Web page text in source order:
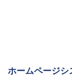
ホームページシ